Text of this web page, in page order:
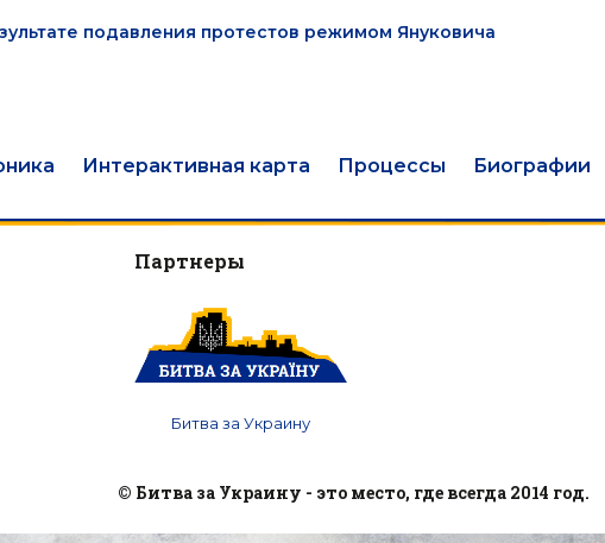
подавления протестов режимом Януковича
Интерактивная карта Процессы Биографии
Партнеры
Битва за Украину
© Битва за Украину - это место, где всегда 2014 год.